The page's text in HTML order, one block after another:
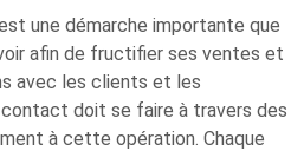
une démarche importante que
afin de fructifier ses ventes et
avec les clients et les
doit se faire à travers des
à cette opération. Chaque